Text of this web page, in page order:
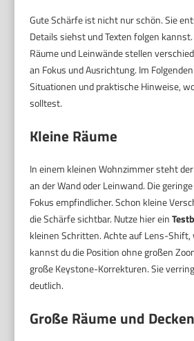
Gute Schärfe ist nicht nur schön. Sie
Details siehst und Texten folgen
Räume und Leinwände stellen
an Fokus und Ausrichtung. Im
Situationen und praktische Hinweise,
solltest.
Kleine Räume
In einem kleinen Wohnzimmer steht
an der Wand oder Leinwand. Die
Fokus empfindlicher. Schon kleine
die Schärfe sichtbar. Nutze hier ein
kleinen Schritten. Achte auf Lens-Shift,
kannst du die Position ohne großen
große Keystone-Korrekturen. Sie
deutlich.
Große Räume und